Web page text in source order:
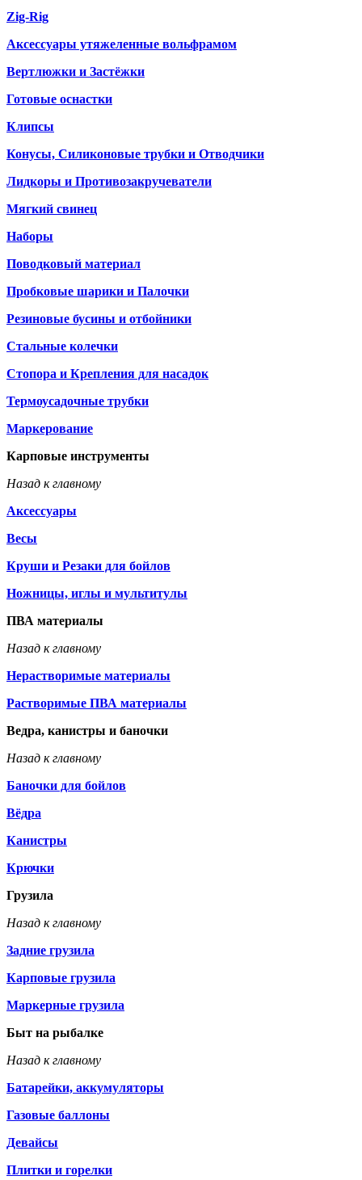
Zig-Rig
Аксессуары утяжеленные вольфрамом
Вертлюжки и Застёжки
Готовые оснастки
Клипсы
Конусы, Силиконовые трубки и Отводчики
Лидкоры и Противозакручеватели
Мягкий свинец
Наборы
Поводковый материал
Пробковые шарики и Палочки
Резиновые бусины и отбойники
Стальные колечки
Стопора и Крепления для насадок
Термоусадочные трубки
Маркерование
Карповые инструменты
Назад к главному
Аксессуары
Весы
Круши и Резаки для бойлов
Ножницы, иглы и мультитулы
ПВА материалы
Назад к главному
Нерастворимые материалы
Растворимые ПВА материалы
Ведра, канистры и баночки
Назад к главному
Баночки для бойлов
Вёдра
Канистры
Крючки
Грузила
Назад к главному
Задние грузила
Карповые грузила
Маркерные грузила
Быт на рыбалке
Назад к главному
Батарейки, аккумуляторы
Газовые баллоны
Девайсы
Плитки и горелки